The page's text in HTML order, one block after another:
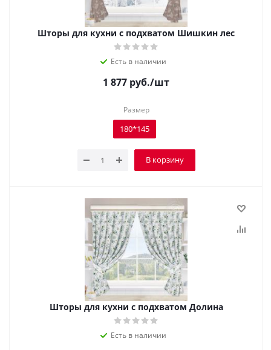
Шторы для кухни с подхватом Шишкин лес
Есть в наличии
1 877 руб./шт
Размер
180*145
В корзину
Шторы для кухни с подхватом Долина
Есть в наличии